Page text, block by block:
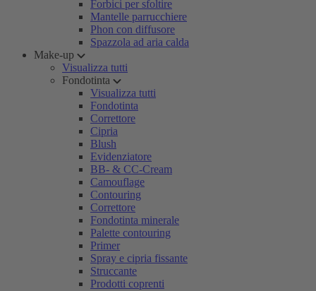
Forbici per sfoltire
Mantelle parrucchiere
Phon con diffusore
Spazzola ad aria calda
Make-up
Visualizza tutti
Fondotinta
Visualizza tutti
Fondotinta
Correttore
Cipria
Blush
Evidenziatore
BB- & CC-Cream
Camouflage
Contouring
Correttore
Fondotinta minerale
Palette contouring
Primer
Spray e cipria fissante
Struccante
Prodotti coprenti